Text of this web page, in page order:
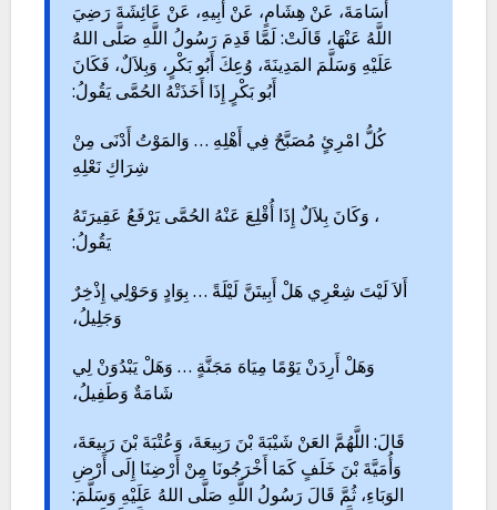
أُسَامَةَ، عَنْ هِشَامٍ، عَنْ أَبِيهِ، عَنْ عَائِشَةَ رَضِيَ
اللَّهُ عَنْهَا، قَالَتْ: لَمَّا قَدِمَ رَسُولُ اللَّهِ صَلَّى اللهُ
عَلَيْهِ وَسَلَّمَ المَدِينَةَ، وُعِكَ أَبُو بَكْرٍ، وَبِلاَلٌ، فَكَانَ
أَبُو بَكْرٍ إِذَا أَخَذَتْهُ الحُمَّى يَقُولُ:
كُلُّ امْرِئٍ مُصَبَّحٌ فِي أَهْلِهِ … وَالمَوْتُ أَدْنَى مِنْ
شِرَاكِ نَعْلِهِ
، وَكَانَ بِلاَلٌ إِذَا أُقْلِعَ عَنْهُ الحُمَّى يَرْفَعُ عَقِيرَتَهُ
يَقُولُ:
أَلاَ لَيْتَ شِعْرِي هَلْ أَبِيتَنَّ لَيْلَةً … بِوَادٍ وَحَوْلِي إِذْخِرٌ
وَجَلِيلُ،
وَهَلْ أَرِدَنْ يَوْمًا مِيَاهَ مَجَنَّةٍ … وَهَلْ يَبْدُوَنْ لِي
شَامَةٌ وَطَفِيلُ،
قَالَ: اللَّهُمَّ العَنْ شَيْبَةَ بْنَ رَبِيعَةَ، وَعُتْبَةَ بْنَ رَبِيعَةَ،
وَأُمَيَّةَ بْنَ خَلَفٍ كَمَا أَخْرَجُونَا مِنْ أَرْضِنَا إِلَى أَرْضِ
الوَبَاءِ، ثُمَّ قَالَ رَسُولُ اللَّهِ صَلَّى اللهُ عَلَيْهِ وَسَلَّمَ: